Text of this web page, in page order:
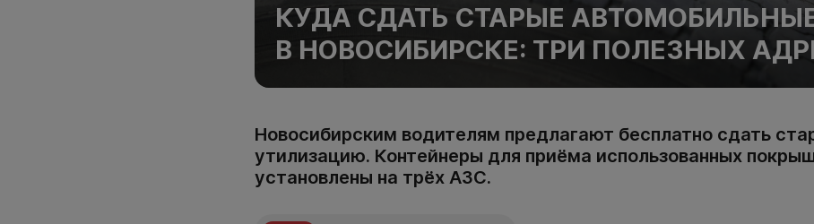
КУДА СДАТЬ СТАРЫЕ
В НОВОСИБИРСКЕ: ТРИ ПОЛЕЗНЫХ
Новосибирским водителям предлагают бесплатно сдать
утилизацию. Контейнеры для приёма использованных
установлены на трёх АЗС.